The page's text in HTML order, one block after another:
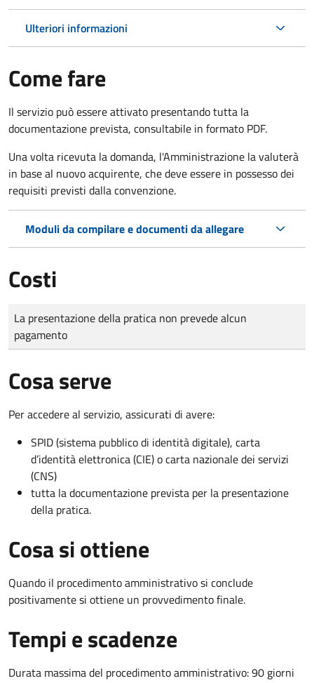
Ulteriori informazioni
Come fare
Il servizio può essere attivato presentando tutta la
documentazione prevista, consultabile in formato PDF.
Una volta ricevuta la domanda, l'Amministrazione la valuterà
in base al nuovo acquirente, che deve essere in possesso dei
requisiti previsti dalla convenzione.
Moduli da compilare e documenti da allegare
Costi
Tipo di pagamento
Importo
La presentazione della pratica non prevede alcun
pagamento
Cosa serve
Per accedere al servizio, assicurati di avere:
SPID (sistema pubblico di identità digitale), carta
d’identità elettronica (CIE) o carta nazionale dei servizi
(CNS)
tutta la documentazione prevista per la presentazione
della pratica.
Cosa si ottiene
Quando il procedimento amministrativo si conclude
positivamente si ottiene un provvedimento finale.
Tempi e scadenze
Durata massima del procedimento amministrativo: 90 giorni